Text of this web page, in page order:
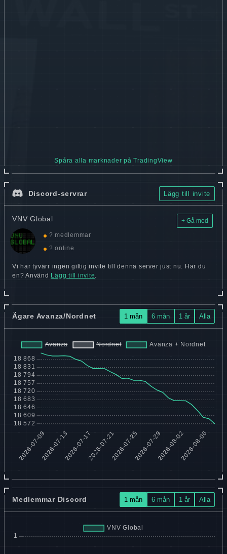
Spåra alla marknader på TradingView
Discord-servrar Lägg till invite
VNV Global
? medlemmar
? online
+ Gå med
Vi har tyvärr ingen giltig invite till denna server just nu. Har du
en? Använd Lägg till invite.
Ägare Avanza/Nordnet 1 mån 6 mån 1 år Alla
Medlemmar Discord 1 mån 6 mån 1 år Alla